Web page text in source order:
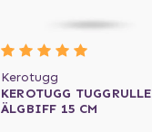
Kerotugg
KEROTUGG TUGGRULLE
ÄLGBIFF 15 CM